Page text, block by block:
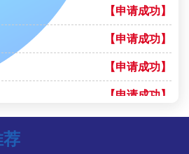
【申请成功】
【申请成功】
【申请成功】
【申请成功】
【申请成功】
荐